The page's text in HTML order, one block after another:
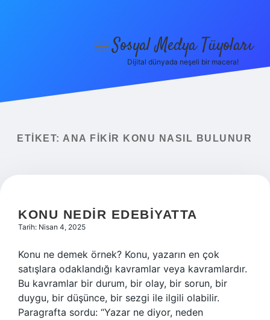
Yasal Uyarı
menüyüSosyal Medya Tüyoları
Dijital dünyada neşeli bir macera!
ETIKET: ANA FIKIR KONU NASIL BULUNUR
KONU NEDIR EDEBIYATTA
Tarih: Nisan 4, 2025
Konu ne demek örnek? Konu, yazarın en çok
satışlara odaklandığı kavramlar veya kavramlardır.
Bu kavramlar bir durum, bir olay, bir sorun, bir
duygu, bir düşünce, bir sezgi ile ilgili olabilir.
Paragrafta sordu: “Yazar ne diyor, neden